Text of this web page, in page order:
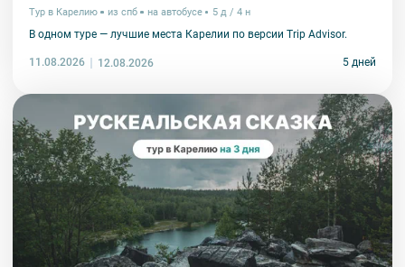
Тур в Карелию из спб на автобусе 5 д / 4 н
В одном туре — лучшие места Карелии по версии Trip Advisor.
11.08.2026 12.08.2026 5 дней